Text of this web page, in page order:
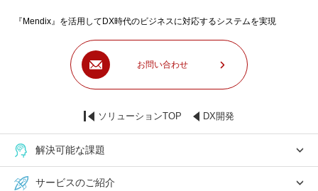
『Mendix』を活用してDX時代のビジネスに対応するシステムを実現
お問い合わせ
ソリューションTOP DX開発
解決可能な課題
サービスのご紹介